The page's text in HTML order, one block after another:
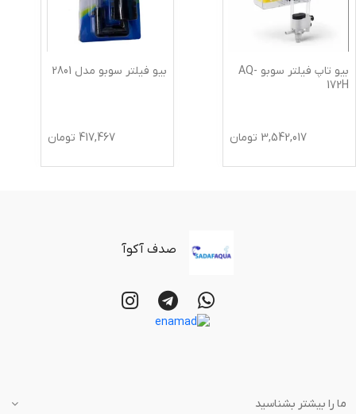
بیو تاپ فیلتر سوبو AQ-
172H
3,542,017 تومان
بیو فیلتر سوبو مدل 2801
417,467 تومان
صدف آکوآ
ما را بیشتر بشناسید